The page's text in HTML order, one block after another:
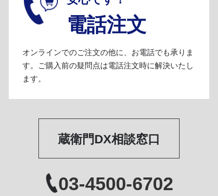
電話注文
オンラインでのご注文の他に、お電話でも承りま
す。ご購入前の疑問点は電話注文時に解決いたし
ます。
蔵衛門DX相談窓口
03-4500-6702